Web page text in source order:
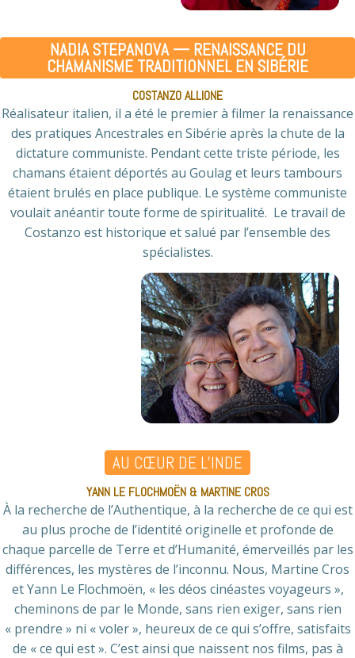
NADIA STEPANOVA — RENAISSANCE DU
CHAMANISME TRADITIONNEL EN SIBÉRIE
COSTANZO ALLIONE
Réalisateur italien, il a été le premier à filmer la renaissance
des pratiques Ancestrales en Sibérie après la chute de la
dictature communiste. Pendant cette triste période, les
chamans étaient déportés au Goulag et leurs tambours
étaient brulés en place publique. Le système communiste
voulait anéantir toute forme de spiritualité. Le travail de
Costanzo est historique et salué par l’ensemble des
spécialistes.
AU CŒUR DE L’INDE
YANN LE FLOCHMOËN & MARTINE CROS
À la recherche de l’Authentique, à la recherche de ce qui est
au plus proche de l’identité originelle et profonde de
chaque parcelle de Terre et d’Humanité, émerveillés par les
différences, les mystères de l’inconnu. Nous, Martine Cros
et Yann Le Flochmoën, « les déos cinéastes voyageurs »,
cheminons de par le Monde, sans rien exiger, sans rien
« prendre » ni « voler », heureux de ce qui s’offre, satisfaits
de « ce qui est ». C’est ainsi que naissent nos films, pas à